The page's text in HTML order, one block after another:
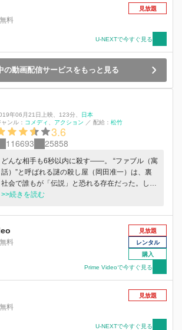
共に、かつて弟を殺した因縁の敵・ファブルへの
復讐に燃えていた。 同じ頃アキラは、4年前のあ
る事件で自分が救えなかった車椅子の少女・ヒナ
コ（平手友梨奈）と偶然再会し、これが後に大騒
動へと発展する――！
料
見放題
U-NEXTで今すぐ見る
の動画配信サービスをもっと見る
年06月21日上映、 123分、 日本
ャンル： コメディ アクション ／ 配給： 松竹
3.6
116693 25858
どんな相手も6秒以内に殺す――。 “ファブル（寓
話）”と呼ばれる謎の殺し屋（岡田准一）は、裏
社会で誰もが「伝説」と恐れる存在だった。しか
し、ちょっと仕事をし過ぎた彼に、ボス（佐藤浩
して普通に暮らせ。休業中に誰かを殺したら、俺
がお前を殺す」ファブルは、佐藤アキラという偽
名を使い、相棒のヨウコ（木村文乃）と共に生ま
れて初めて一般人として街に溶け込む生活を始め
る。インコを飼ったり、バイトしたり…。 殺し
を封じ、《普通》を満喫し始めた矢先、ファブル
める者たちが次々に現れ、事態は思わぬ方向へ急
発進する！ 【絶対に殺してはいけない】指令の
もと、絶体絶命のピンチを切り抜け平和に暮らせ
>>続きを読む
料
見放題
レンタル
購入
Prime Videoで今すぐ見る
料
見放題
U-NEXTで今すぐ見る